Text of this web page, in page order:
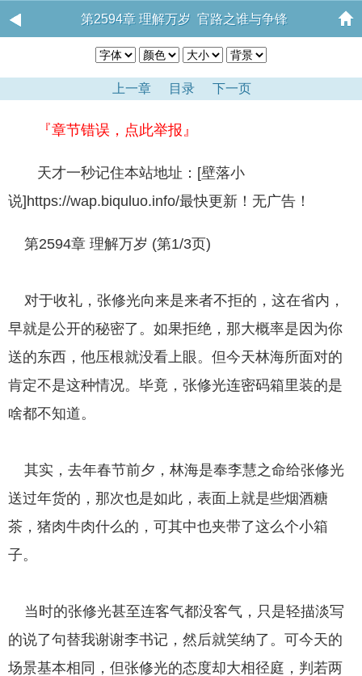
第2594章 理解万岁 官路之谁与争锋
上一章 目录 下一页
『章节错误，点此举报』
天才一秒记住本站地址：[壁落小
说]https://wap.biquluo.info/最快更新！无广告！
第2594章 理解万岁 (第1/3页)
对于收礼，张修光向来是来者不拒的，这在省内，
早就是公开的秘密了。如果拒绝，那大概率是因为你
送的东西，他压根就没看上眼。但今天林海所面对的
肯定不是这种情况。毕竟，张修光连密码箱里装的是
啥都不知道。
其实，去年春节前夕，林海是奉李慧之命给张修光
送过年货的，那次也是如此，表面上就是些烟酒糖
茶，猪肉牛肉什么的，可其中也夹带了这么个小箱
子。
当时的张修光甚至连客气都没客气，只是轻描淡写
的说了句替我谢谢李书记，然后就笑纳了。可今天的
场景基本相同，但张修光的态度却大相径庭，判若两